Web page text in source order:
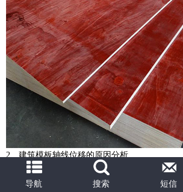
2、建筑模板轴线位移的原因分析
（1）翻样不认真或技术交底不清，建筑模板拼
到位。导航 搜索 短信